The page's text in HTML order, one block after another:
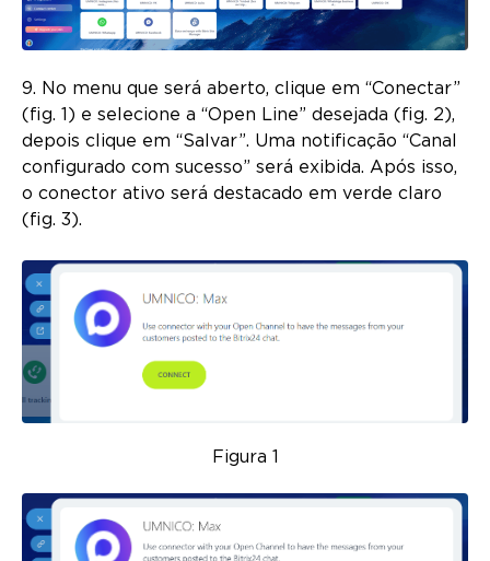
9. No menu que será aberto, clique em “Conectar”
(fig. 1) e selecione a “Open Line” desejada (fig. 2),
depois clique em “Salvar”. Uma notificação “Canal
configurado com sucesso” será exibida. Após isso,
o conector ativo será destacado em verde claro
(fig. 3).
Figura 1